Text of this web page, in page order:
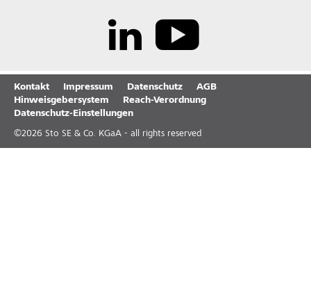
Kontakt Impressum Datenschutz
AGB
Hinweisgebersystem
Reach-Verordnung
Datenschutz-Einstellungen
©2026 Sto SE & Co. KGaA - all rights reserved